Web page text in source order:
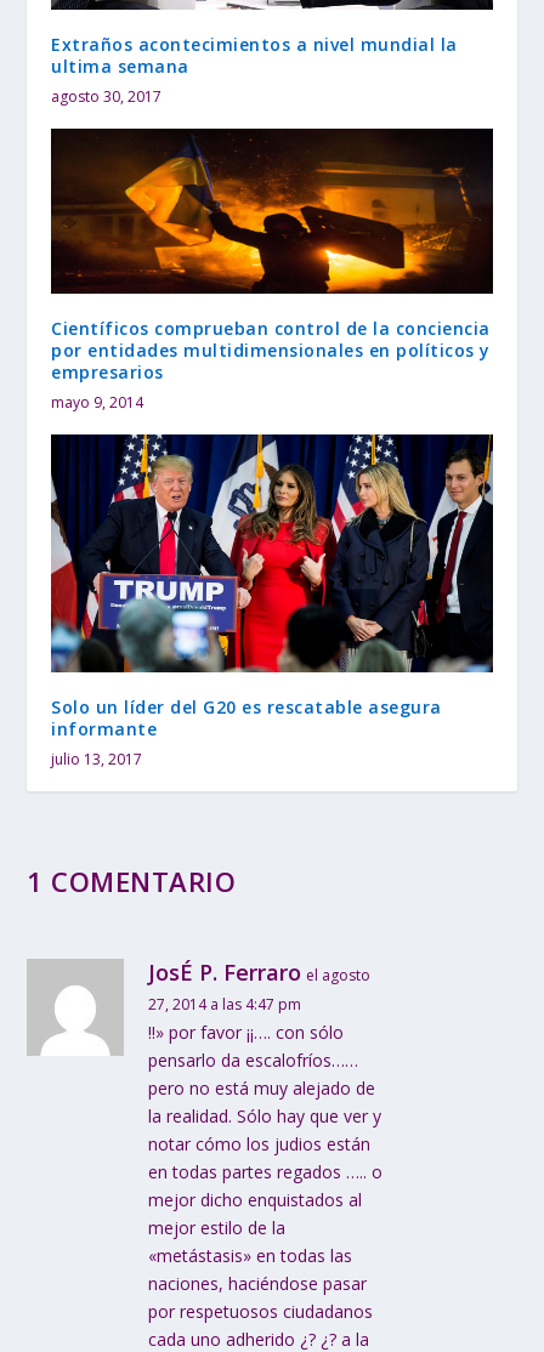
Extraños acontecimientos a nivel mundial la
ultima semana
agosto 30, 2017
Científicos comprueban control de la conciencia
por entidades multidimensionales en políticos y
empresarios
mayo 9, 2014
Solo un líder del G20 es rescatable asegura
informante
julio 13, 2017
1 COMENTARIO
JosÉ P. Ferraro el agosto
27, 2014 a las 4:47 pm
!!» por favor ¡¡…. con sólo
pensarlo da escalofríos……
pero no está muy alejado de
la realidad. Sólo hay que ver y
notar cómo los judios están
en todas partes regados ….. o
mejor dicho enquistados al
mejor estilo de la
«metástasis» en todas las
naciones, haciéndose pasar
por respetuosos ciudadanos
cada uno adherido ¿? ¿? a la